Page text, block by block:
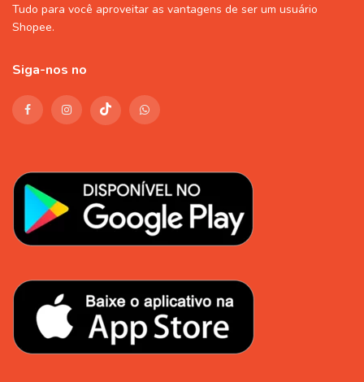
Tudo para você aproveitar as vantagens de ser um usuário
Shopee.
Siga-nos no